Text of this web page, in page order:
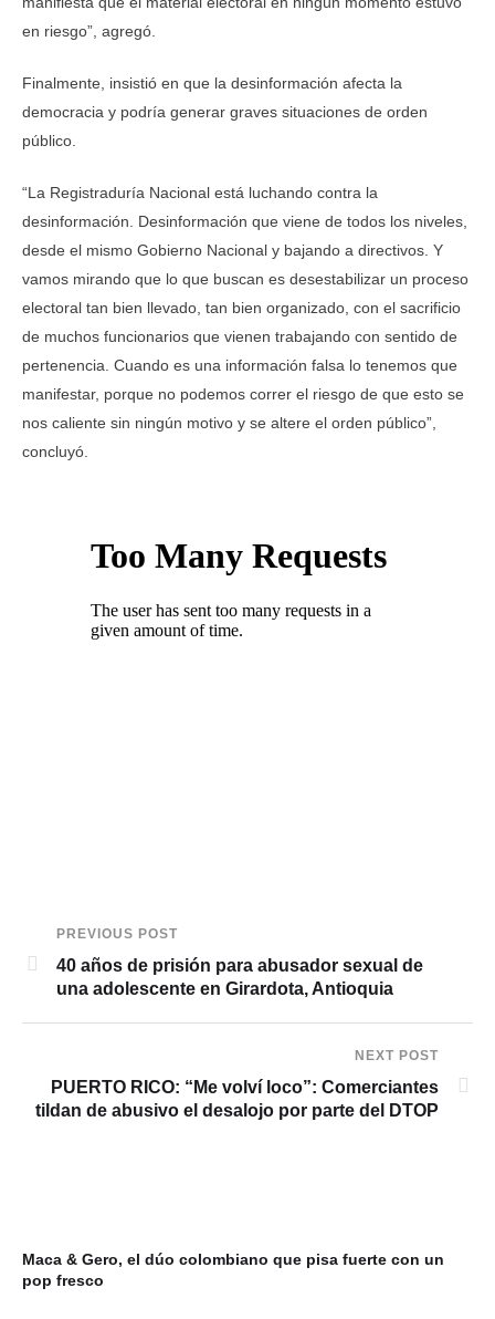
en riesgo”, agregó.
Finalmente, insistió en que la desinformación afecta la
democracia y podría generar graves situaciones de orden
público.
“La Registraduría Nacional está luchando contra la
desinformación. Desinformación que viene de todos los niveles,
desde el mismo Gobierno Nacional y bajando a directivos. Y
vamos mirando que lo que buscan es desestabilizar un proceso
electoral tan bien llevado, tan bien organizado, con el sacrificio
de muchos funcionarios que vienen trabajando con sentido de
pertenencia. Cuando es una información falsa lo tenemos que
manifestar, porque no podemos correr el riesgo de que esto se
nos caliente sin ningún motivo y se altere el orden público”,
concluyó.
PREVIOUS POST
40 años de prisión para abusador sexual de
una adolescente en Girardota, Antioquia
NEXT POST
PUERTO RICO: “Me volví loco”: Comerciantes
tildan de abusivo el desalojo por parte del DTOP
Maca & Gero, el dúo colombiano que pisa fuerte con un
pop fresco